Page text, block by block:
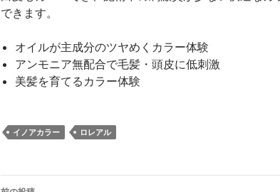
できます。
オイルが主成分のツヤめくカラー体験
アンモニア無配合で毛髪・頭皮に低刺激
美髪を育てるカラー体験
イノアカラー ロレアル
投